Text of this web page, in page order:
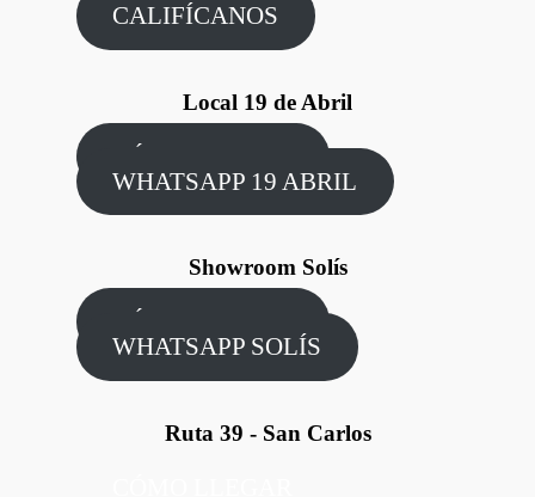
CALIFÍCANOS
Local 19 de Abril
CÓMO LLEGAR
WHATSAPP 19 ABRIL
Showroom Solís
CÓMO LLEGAR
WHATSAPP SOLÍS
Ruta 39 - San Carlos